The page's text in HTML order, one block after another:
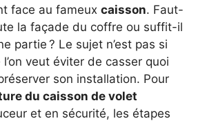
face au fameux caisson. Faut-
la façade du coffre ou suffit-il
partie ? Le sujet n’est pas si
veut éviter de casser quoi
son installation. Pour
du caisson de volet
et en sécurité, les étapes